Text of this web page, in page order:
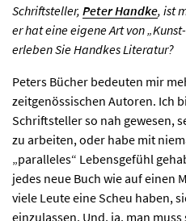
Schriftsteller, Peter Handke, ist
er hat eine eigene Art von
erleben Sie Handkes Literatur?
Peters Bücher bedeuten mir
zeitgenössischen Autoren. Ich
Schriftsteller so nah gewesen,
zu arbeiten, oder habe mit
„paralleles“ Lebensgefühl
jedes neue Buch wie auf einen
viele Leute eine Scheu haben,
einzulassen. Und, ja, man